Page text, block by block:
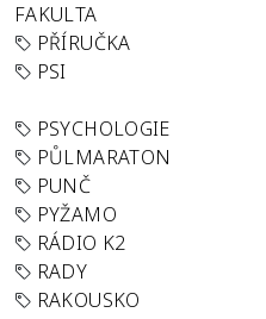
FAKULTA
PŘÍRUČKA
PSI
PSYCHOLOGIE
PŮLMARATON
PUNČ
PYŽAMO
RÁDIO K2
RADY
RAKOUSKO